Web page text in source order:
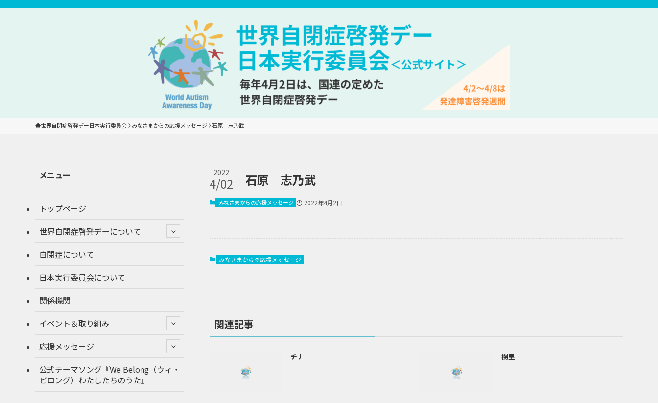
世界自閉症啓発デー日本実行委員会 みなさまからの応援メッセージ 石原　志乃武
石原 志乃武
2022
4/02
みなさまからの応援メッセージ 2022年4月2日
みなさまからの応援メッセージ
関連記事
チナ 樹里
メニュー
トップページ
世界自閉症啓発デーについて
自閉症について
日本実行委員会について
関係機関
イベント＆取り組み
応援メッセージ
公式テーマソング『We Belong（ウィ・
ビロング）わたしたちのうた』